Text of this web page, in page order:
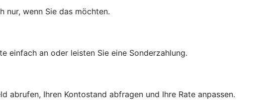
nur, wenn Sie das möchten.
einfach an oder leisten Sie eine Sonderzahlung.
abrufen, Ihren Kontostand abfragen und Ihre Rate anpassen.